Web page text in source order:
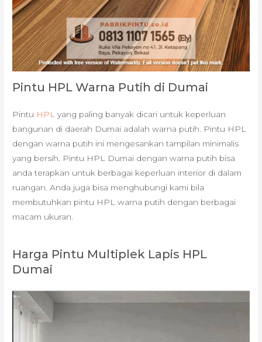
Pintu HPL Warna Putih di Dumai
Pintu HPL yang paling banyak dicari untuk keperluan
bangunan di daerah Dumai adalah warna putih. Pintu HPL
dengan warna putih ini mengesankan tampilan minimalis
yang bersih. Pintu HPL Dumai dengan warna putih bisa
anda terapkan untuk berbagai keperluan interior di dalam
ruangan. Anda juga bisa menghubungi kami bila
membutuhkan pintu HPL warna putih dengan berbagai
macam ukuran.
Harga Pintu Multiplek Lapis HPL
Dumai